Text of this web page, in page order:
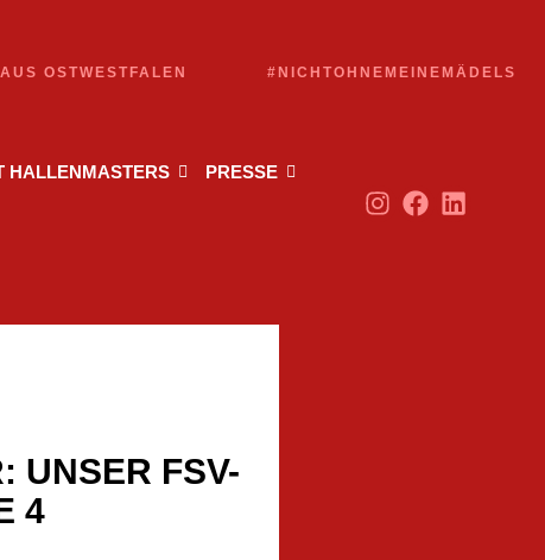
OSTWESTFALEN #NICHTOHNEMEINEMÄDELS
HALLENMASTERS PRESSE
UNSER FSV-
4